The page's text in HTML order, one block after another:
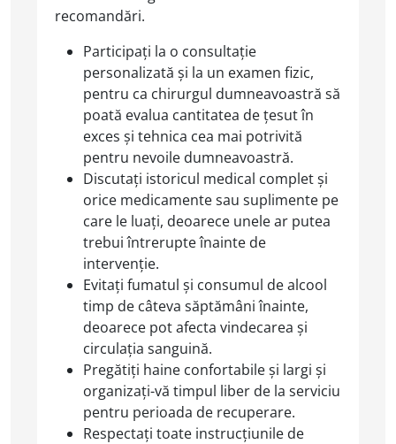
recomandări.
Participați la o consultație
personalizată și la un examen fizic,
pentru ca chirurgul dumneavoastră să
poată evalua cantitatea de țesut în
exces și tehnica cea mai potrivită
pentru nevoile dumneavoastră.
Discutați istoricul medical complet și
orice medicamente sau suplimente pe
care le luați, deoarece unele ar putea
trebui întrerupte înainte de
intervenție.
Evitați fumatul și consumul de alcool
timp de câteva săptămâni înainte,
deoarece pot afecta vindecarea și
circulația sanguină.
Pregătiți haine confortabile și largi și
organizați-vă timpul liber de la serviciu
pentru perioada de recuperare.
Respectați toate instrucțiunile de